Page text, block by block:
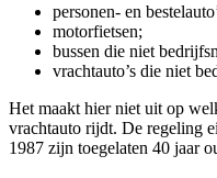
personen- en
motorfietsen;
bussen die niet
vrachtauto’s die niet
Het maakt hier niet uit op
vrachtauto rijdt. De regeling
1987 zijn toegelaten 40 jaar